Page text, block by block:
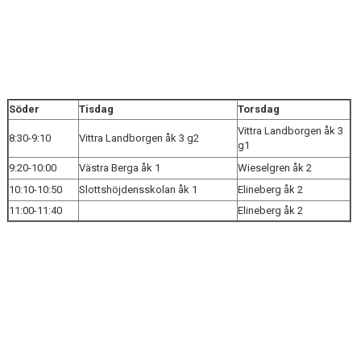
PERIOD 7 SÖDER
KONTAKT
NYHETER
Söder Tisdag Torsdag
8:30-9:10 Vittra Landborgen åk 3 g2
Vittra Landborgen åk 3
g1
9:20-10:00
Västra Berga åk 1
Wieselgren åk 2
10:10-10:50
Slottshöjdensskolan åk 1
Elineberg åk 2
11:00-11:40
Elineberg åk 2